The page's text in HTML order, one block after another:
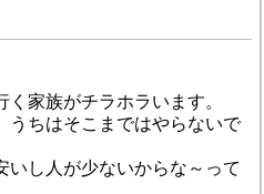
家族がチラホラいます。
うちはそこまではやらないで
いし人が少ないからな～って